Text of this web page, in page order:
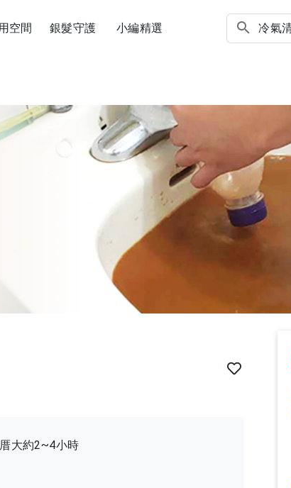
空間 銀髮守護 小編精選
大約2~4小時